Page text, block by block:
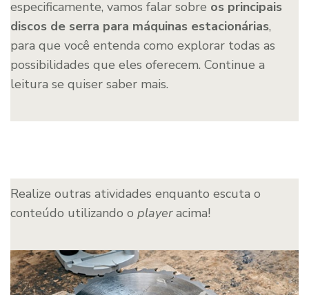
especificamente, vamos falar sobre os principais
discos de serra para máquinas estacionárias,
para que você entenda como explorar todas as
possibilidades que eles oferecem. Continue a
leitura se quiser saber mais.
Realize outras atividades enquanto escuta o
conteúdo utilizando o playeracima!